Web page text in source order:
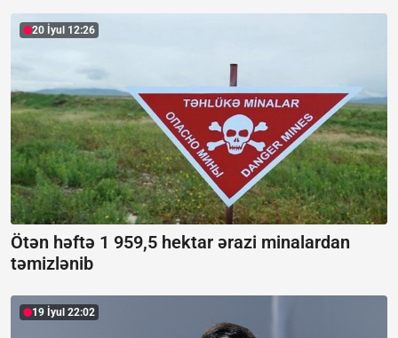
20 İyul 12:26
Ötən həftə 1 959,5 hektar ərazi minalardan
təmizlənib
19 İyul 22:02